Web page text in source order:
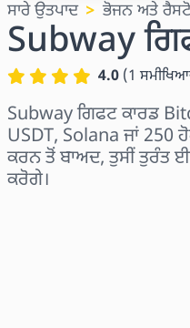
ਸਾਰੇ ਉਤਪਾਦ ਭੋਜਨ ਅਤੇ
Subway
4.0 (1
Subway ਗਿਫਟ ਕਾਰਡ
USDT, Solana ਜਾਂ 250
ਕਰਨ ਤੋਂ ਬਾਅਦ, ਤੁਸੀਂ ਤੁਰੰਤ
ਕਰੋਗੇ।